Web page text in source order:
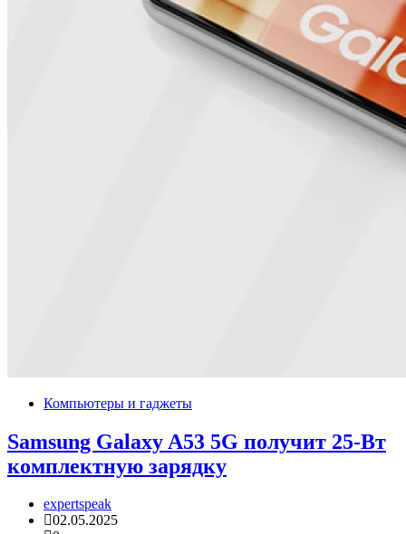
Компьютеры и гаджеты
Samsung Galaxy A53 5G получит 25-Вт
комплектную зарядку
expertspeak
02.05.2025